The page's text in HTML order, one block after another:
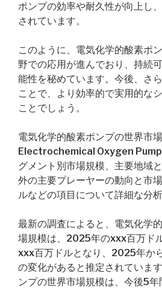
ポンプの効率や耐久性が向上し
されています。
このように、電気化学的酸素ポ
野での応用が進んでおり、持続
能性を秘めています。今後、さ
ことで、より効率的で実用的な
ことでしょう。
電気化学的酸素ポンプの世界市
Electrochemical Oxygen
グメント別市場規模、主要地域
外の主要プレーヤーの動向と市
ルなどの項目について詳細な分
最新の調査によると、電気化学
場規模は、2025年のxxx百万ド
xxx百万ドルとなり、2025年か
の変化があると推定されていま
ンプの世界市場規模は、今後5